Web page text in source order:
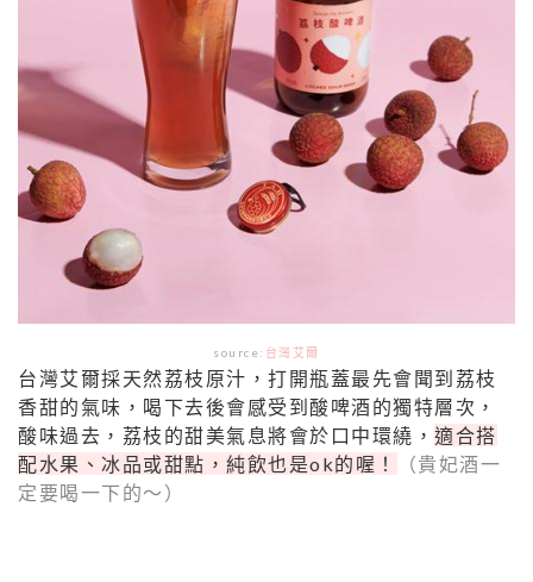
source: 台灣艾爾
台灣艾爾採天然荔枝原汁，打開瓶蓋最先會聞到荔枝
香甜的氣味，喝下去後會感受到酸啤酒的獨特層次，
酸味過去，荔枝的甜美氣息將會於口中環繞， 適合搭
配水果、冰品或甜點，純飲也是ok的喔！
（貴妃酒一
定要喝一下的～）